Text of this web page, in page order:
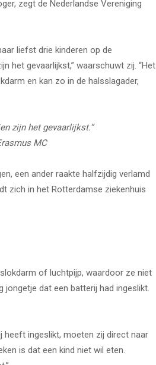
zegt de Nederlandse Vereniging
liefst drie kinderen op de
het gevaarlijkst,” waarschuwt zij. “Het
en kan zo in de halsslagader,
zijn het gevaarlijkst.”
MC
een ander raakte halfzijdig verlamd
zich in het Rotterdamse ziekenhuis
of luchtpijp, waardoor ze niet
jongetje dat een batterij had ingeslikt.
heeft ingeslikt, moeten zij direct naar
is dat een kind niet wil eten.